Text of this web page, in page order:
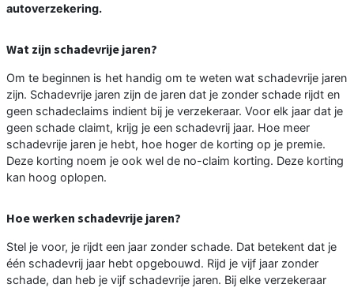
autoverzekering.
Wat zijn schadevrije jaren?
Om te beginnen is het handig om te weten wat schadevrije jaren
zijn. Schadevrije jaren zijn de jaren dat je zonder schade rijdt en
geen schadeclaims indient bij je verzekeraar. Voor elk jaar dat je
geen schade claimt, krijg je een schadevrij jaar. Hoe meer
schadevrije jaren je hebt, hoe hoger de korting op je premie.
Deze korting noem je ook wel de no-claim korting. Deze korting
kan hoog oplopen.
Hoe werken schadevrije jaren?
Stel je voor, je rijdt een jaar zonder schade. Dat betekent dat je
één schadevrij jaar hebt opgebouwd. Rijd je vijf jaar zonder
schade, dan heb je vijf schadevrije jaren. Bij elke verzekeraar